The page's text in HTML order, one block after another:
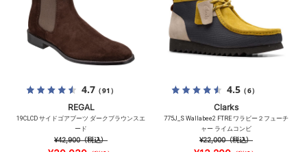
4.7（91）
REGAL
19CLCD サイドゴアブーツ ダークブラウンスエ
ード
¥42,900（税込）
4.5（6）
Clarks
775J_S Wallabee2 FTRE ワラビー２フューチ
ャー ライムコンビ
¥22,000（税込）